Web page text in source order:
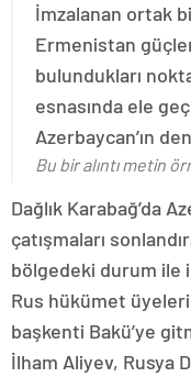
İmzalanan ortak
Ermenistan
bulundukları
esnasında ele
Azerbaycan’ın
Bu bir alıntı metin
Dağlık Karabağ’da
çatışmaları
bölgedeki durum ile
Rus hükümet
başkenti Bakü’ye
İlham Aliyev, Rusya